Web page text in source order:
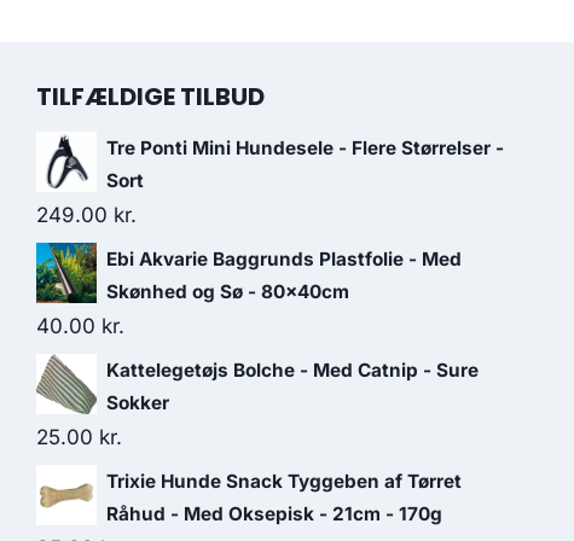
TILFÆLDIGE TILBUD
Tre Ponti Mini Hundesele - Flere Størrelser -
Sort
249.00 kr.
Ebi Akvarie Baggrunds Plastfolie - Med
Skønhed og Sø - 80x40cm
40.00 kr.
Kattelegetøjs Bolche - Med Catnip - Sure
Sokker
25.00 kr.
Trixie Hunde Snack Tyggeben af Tørret
Råhud - Med Oksepisk - 21cm - 170g